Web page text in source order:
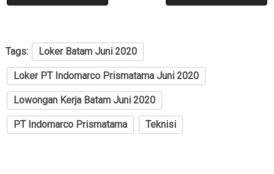
Tags: Loker Batam Juni 2020
Loker PT Indomarco Prismatama Juni 2020
Lowongan Kerja Batam Juni 2020
PT Indomarco Prismatama Teknisi